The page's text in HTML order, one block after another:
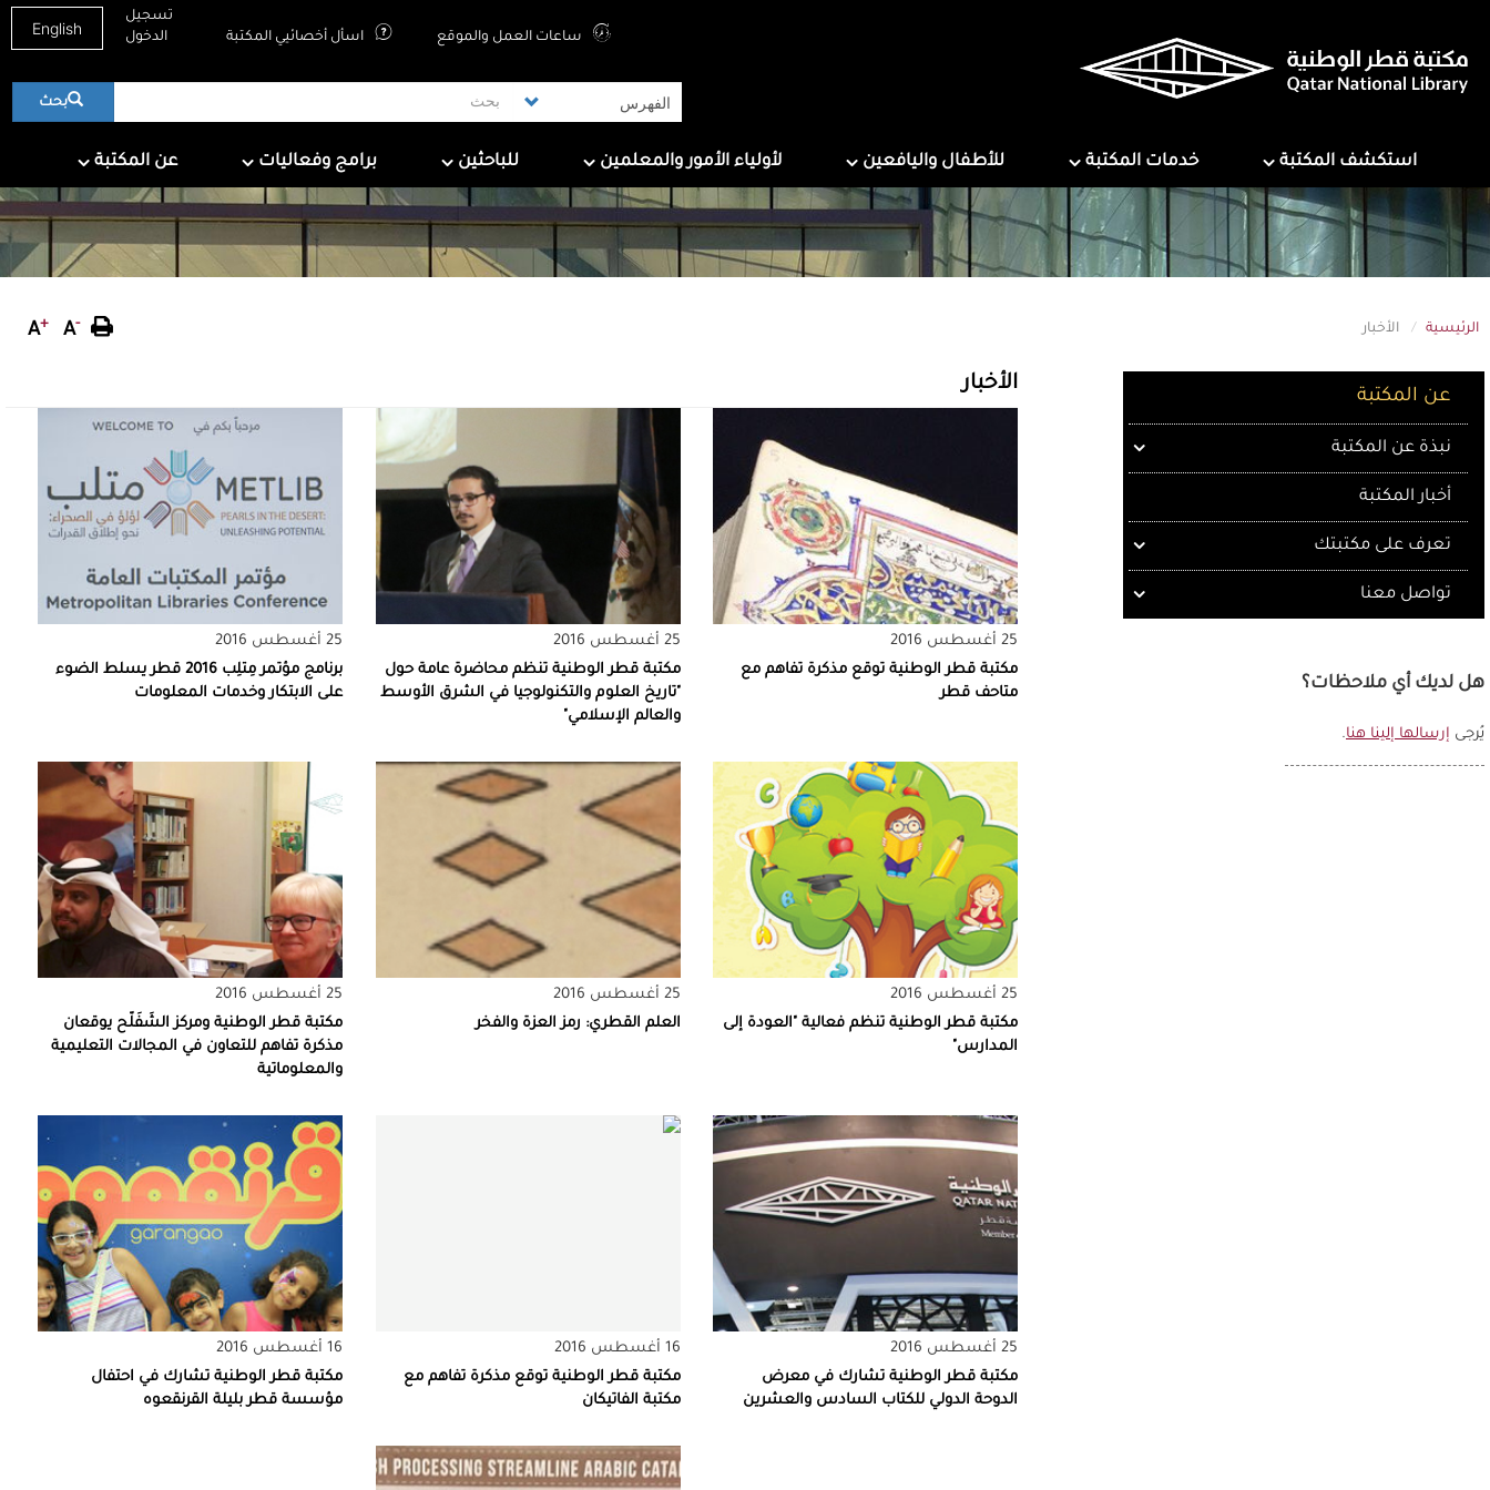
المحتوى
English ساعات العمل والموقع اسأل أخصائيي المكتبة
تسجيل
الدخول
بحث
Explore Library
استكشف المكتبة
Services
خدمات المكتبة
For Children And Teens
للأطفال واليافعين
For Parents & Educators
لأولياء الأمور والمعلمين
For Researchers
للباحثين
Programs & Events
برامج وفعاليات
About QNL
عن المكتبة
الرئيسية الأخبار A+ A-
About QNL
عن المكتبة
نبذة عن المكتبة
أخبار المكتبة
تعرف على مكتبتك
تواصل معنا
هل لديك أي ملاحظات؟
يُرجى إرسالها إلينا هنا.
الأخبار
25 أغسطس 2016
مكتبة قطر الوطنية توقع مذكرة تفاهم مع
متاحف قطر
25 أغسطس 2016
مكتبة قطر الوطنية تنظم محاضرة عامة حول
"تاريخ العلوم والتكنولوجيا في الشرق الأوسط
والعالم الإسلامي"
25 أغسطس 2016
برنامج مؤتمر مِتلِب 2016 قطر يسلط الضوء
على الابتكار وخدمات المعلومات
25 أغسطس 2016
مكتبة قطر الوطنية تنظم فعالية "العودة إلى
المدارس"
25 أغسطس 2016
العلم القطري: رمز العزة والفخر
25 أغسطس 2016
مكتبة قطر الوطنية ومركز الشَفَلّح يوقعان
مذكرة تفاهم للتعاون في المجالات التعليمية
والمعلوماتية
25 أغسطس 2016
مكتبة قطر الوطنية تشارك في معرض
الدوحة الدولي للكتاب السادس والعشرين
16 أغسطس 2016
مكتبة قطر الوطنية توقع مذكرة تفاهم مع
مكتبة الفاتيكان
16 أغسطس 2016
مكتبة قطر الوطنية تشارك في احتفال
مؤسسة قطر بليلة القرنقعوه